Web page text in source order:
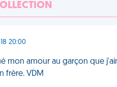
20:00
mon amour au garçon que
frère. VDM